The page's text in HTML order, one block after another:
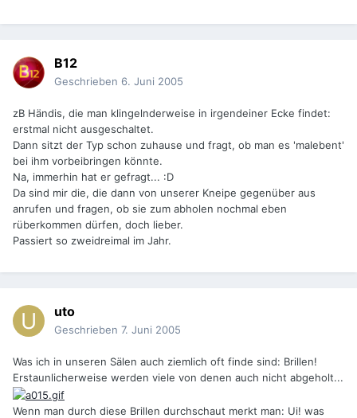
B12
Geschrieben 6. Juni 2005
zB Händis, die man klingelnderweise in irgendeiner Ecke findet:
erstmal nicht ausgeschaltet.
Dann sitzt der Typ schon zuhause und fragt, ob man es 'malebent'
bei ihm vorbeibringen könnte.
Na, immerhin hat er gefragt... :D
Da sind mir die, die dann von unserer Kneipe gegenüber aus
anrufen und fragen, ob sie zum abholen nochmal eben
rüberkommen dürfen, doch lieber.
Passiert so zweidreimal im Jahr.
uto
Geschrieben 7. Juni 2005
Was ich in unseren Sälen auch ziemlich oft finde sind: Brillen!
Erstaunlicherweise werden viele von denen auch nicht abgeholt...
Wenn man durch diese Brillen durchschaut merkt man: Ui! was